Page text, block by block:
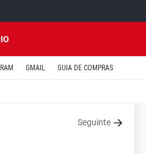
GMAIL GUIA DE COMPRAS
Seguinte